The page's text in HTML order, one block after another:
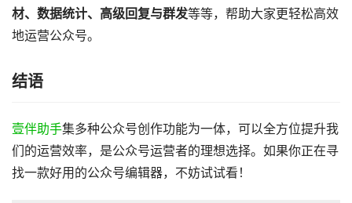
材、数据统计、高级回复与群发等等，帮助大家更轻松高效
地运营公众号。
结语
壹伴助手集多种公众号创作功能为一体，可以全方位提升我
们的运营效率，是公众号运营者的理想选择。如果你正在寻
找一款好用的公众号编辑器，不妨试试看！